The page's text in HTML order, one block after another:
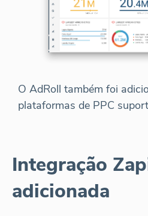
O AdRoll também foi
plataformas de PPC
Integração
adicionada